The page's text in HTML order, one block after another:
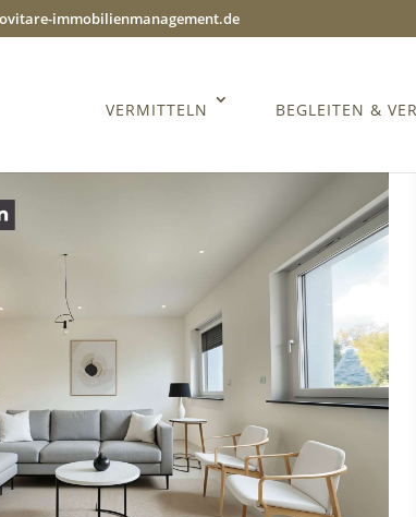
immobilienmanagement.de
VERMITTELN BEGLEITEN &